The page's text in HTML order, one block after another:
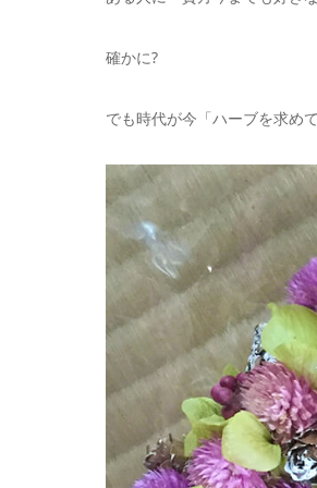
確かに?
でも時代が今「ハーブを求め